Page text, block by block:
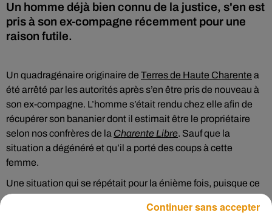
Un homme déjà bien connu de la justice, s'en est
pris à son ex-compagne récemment pour une
raison futile.
Un quadragénaire originaire de Terres de Haute Charente a
été arrêté par les autorités après s’en être pris de nouveau à
son ex-compagne. L’homme s’était rendu chez elle afin de
récupérer son bananier dont il estimait être le propriétaire
selon nos confrères de la Charente Libre. Sauf que la
situation a dégénéré et qu’il a porté des coups à cette
femme.
Une situation qui se répétait pour la énième fois, puisque ce
dernier était déjà bien connu de la justice pour des faits de
violences envers cette femme. Il a été rapidement placé en
Continuer sans accepter